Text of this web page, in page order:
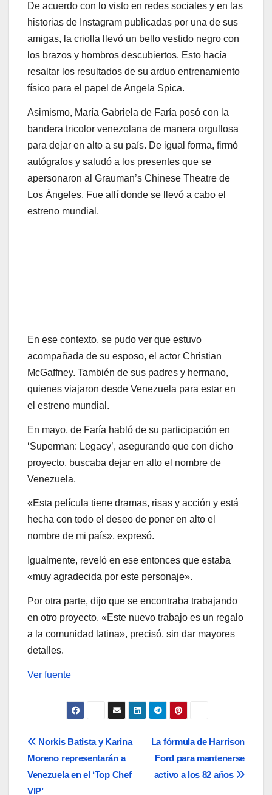
De acuerdo con lo visto en redes sociales y en las
historias de Instagram publicadas por una de sus
amigas, la criolla llevó un bello vestido negro con
los brazos y hombros descubiertos. Esto hacía
resaltar los resultados de su arduo entrenamiento
físico para el papel de Angela Spica.
Asimismo, María Gabriela de Faría posó con la
bandera tricolor venezolana de manera orgullosa
para dejar en alto a su país. De igual forma, firmó
autógrafos y saludó a los presentes que se
apersonaron al Grauman’s Chinese Theatre de
Los Ángeles. Fue allí donde se llevó a cabo el
estreno mundial.
En ese contexto, se pudo ver que estuvo
acompañada de su esposo, el actor Christian
McGaffney. También de sus padres y hermano,
quienes viajaron desde Venezuela para estar en
el estreno mundial.
En mayo, de Faría habló de su participación en
‘Superman: Legacy’, asegurando que con dicho
proyecto, buscaba dejar en alto el nombre de
Venezuela.
«Esta película tiene dramas, risas y acción y está
hecha con todo el deseo de poner en alto el
nombre de mi país», expresó.
Igualmente, reveló en ese entonces que estaba
«muy agradecida por este personaje».
Por otra parte, dijo que se encontraba trabajando
en otro proyecto. «Este nuevo trabajo es un regalo
a la comunidad latina», precisó, sin dar mayores
detalles.
Ver fuente
Navegación
de
La fórmula de Harrison
Ford para mantenerse
activo a los 82 años
Norkis Batista y Karina
Moreno representarán a
Venezuela en el ‘Top Chef
VIP’